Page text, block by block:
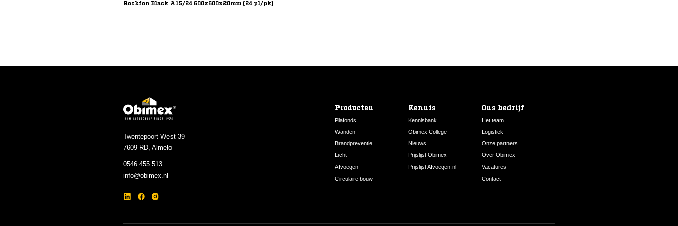
Rockfon Black A15/24 600x600x20mm (24 pl/pk)
Twentepoort West 39
7609 RD, Almelo
0546 455 513
info@obimex.nl
Producten
Plafonds
Wanden
Brandpreventie
Licht
Afvoegen
Circulaire bouw
Kennis
Kennisbank
Obimex College
Nieuws
Prijslijst Obimex
Prijslijst Afvoegen.nl
Ons bedrijf
Het team
Logistiek
Onze partners
Over Obimex
Vacatures
Contact